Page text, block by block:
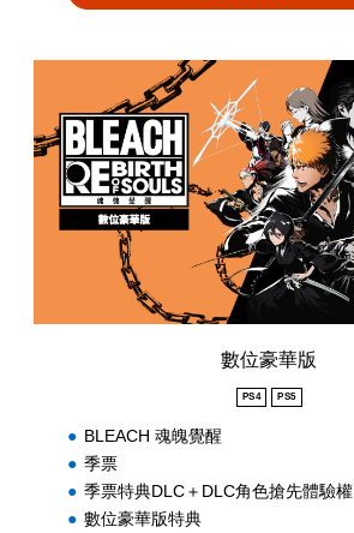
華
版
數位豪華版
PS4 PS5
BLEACH 魂魄覺醒
季票
季票特典DLC＋DLC角色搶先體驗權
數位豪華版特典